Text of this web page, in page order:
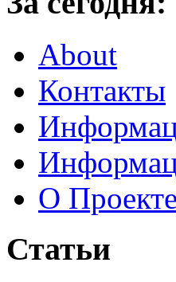
About
Контакты
О Проекте
Статьи